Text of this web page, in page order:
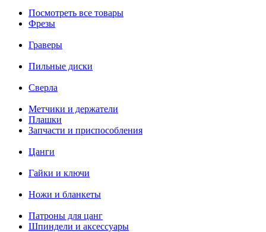
Посмотреть все товары
Фрезы
Граверы
Пильные диски
Сверла
Метчики и держатели
Плашки
Запчасти и приспособления
Цанги
Гайки и ключи
Ножи и бланкеты
Патроны для цанг
Шпиндели и аксессуары